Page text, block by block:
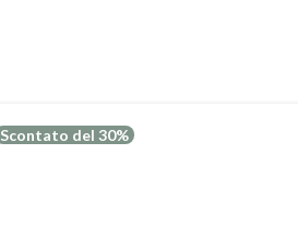
Scontato del 30%